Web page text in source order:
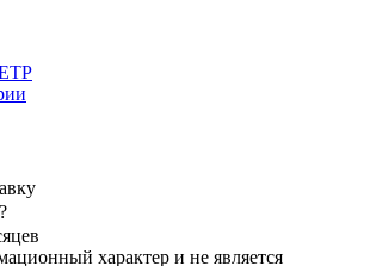
характер и не является